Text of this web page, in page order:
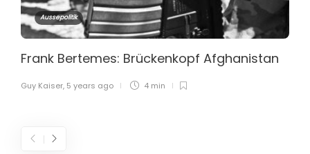
Aussepolitik
Frank Bertemes: Brückenkopf Afghanistan
Guy Kaiser, 5 years ago 4 min